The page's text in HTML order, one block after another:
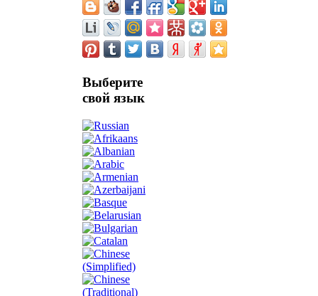
Выберите
свой язык